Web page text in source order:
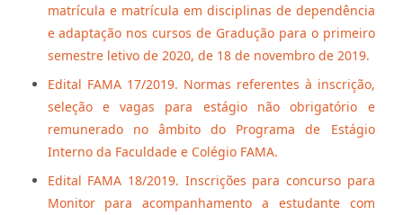
matrícula e matrícula em disciplinas de dependência
e adaptação nos cursos de Gradução para o primeiro
semestre letivo de 2020, de 18 de novembro de 2019.
Edital FAMA 17/2019. Normas referentes à inscrição,
seleção e vagas para estágio não obrigatório e
remunerado no âmbito do Programa de Estágio
Interno da Faculdade e Colégio FAMA.
Edital FAMA 18/2019. Inscrições para concurso para
Monitor para acompanhamento a estudante com